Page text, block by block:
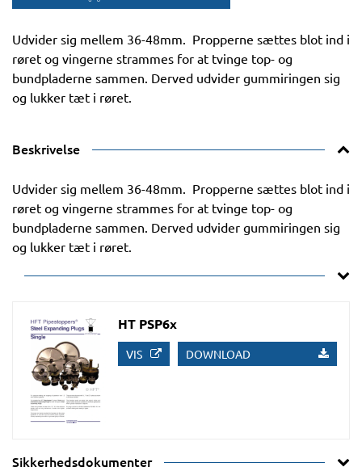
Udvider sig mellem 36-48mm. Propperne sættes blot ind i
røret og vingerne strammes for at tvinge top- og
bundpladerne sammen. Derved udvider gummiringen sig
og lukker tæt i røret.
Beskrivelse
Udvider sig mellem 36-48mm. Propperne sættes blot ind i
røret og vingerne strammes for at tvinge top- og
bundpladerne sammen. Derved udvider gummiringen sig
og lukker tæt i røret.
HT PSP6x
VIS DOWNLOAD
Sikkerhedsdokumenter